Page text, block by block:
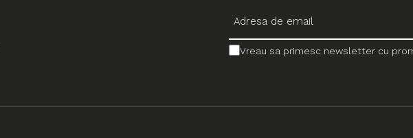
Vreau sa primesc newsletter cu